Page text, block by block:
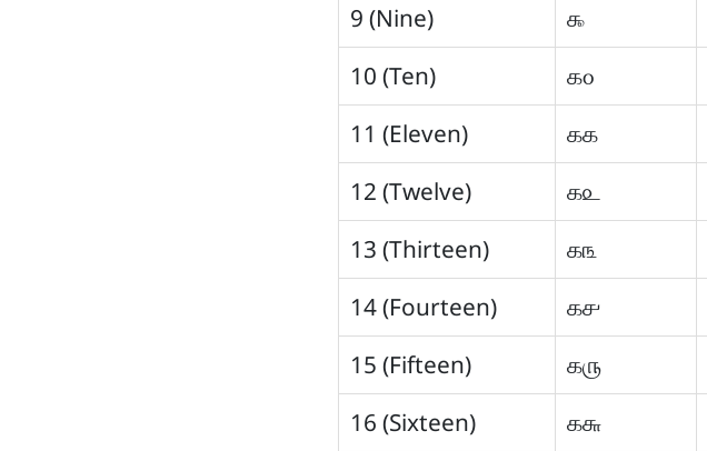
9 (Nine)
௯
10 (Ten)
௧௦
11 (Eleven)
௧௧
12 (Twelve)
௧௨
13 (Thirteen)
௧௩
14 (Fourteen)
௧௪
15 (Fifteen)
௧௫
16 (Sixteen)
௧௬